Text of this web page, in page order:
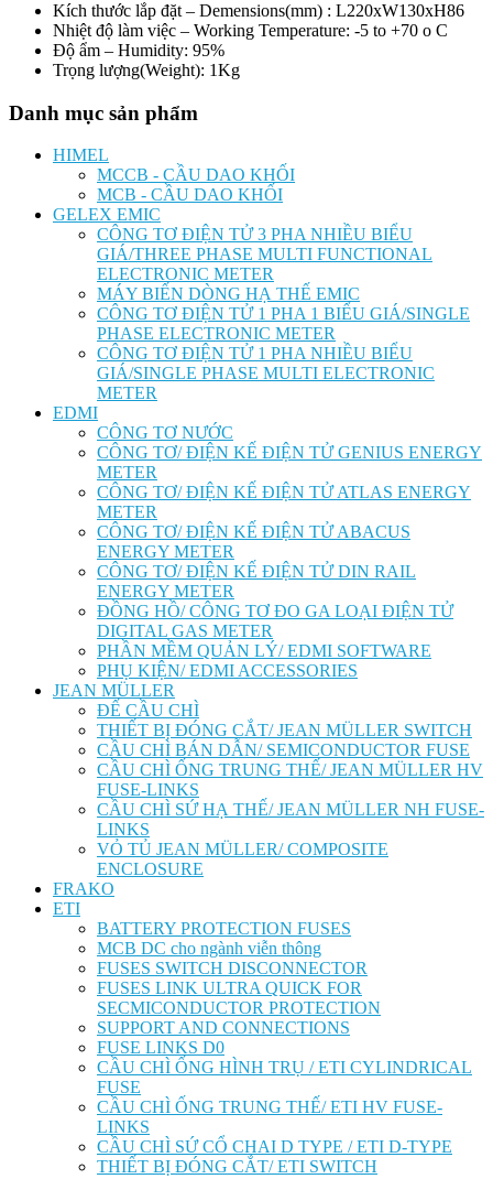
Kích thước lắp đặt – Demensions(mm) : L220xW130xH86
Nhiệt độ làm việc – Working Temperature: -5 to +70 o C
Độ ẩm – Humidity: 95%
Trọng lượng(Weight): 1Kg
Danh mục sản phẩm
HIMEL
MCCB - CẦU DAO KHỐI
MCB - CẦU DAO KHỐI
GELEX EMIC
CÔNG TƠ ĐIỆN TỬ 3 PHA NHIỀU BIỂU
GIÁ/THREE PHASE MULTI FUNCTIONAL
ELECTRONIC METER
MÁY BIẾN DÒNG HẠ THẾ EMIC
CÔNG TƠ ĐIỆN TỬ 1 PHA 1 BIỂU GIÁ/SINGLE
PHASE ELECTRONIC METER
CÔNG TƠ ĐIỆN TỬ 1 PHA NHIỀU BIỂU
GIÁ/SINGLE PHASE MULTI ELECTRONIC
METER
EDMI
CÔNG TƠ NƯỚC
CÔNG TƠ/ ĐIỆN KẾ ĐIỆN TỬ GENIUS ENERGY
METER
CÔNG TƠ/ ĐIỆN KẾ ĐIỆN TỬ ATLAS ENERGY
METER
CÔNG TƠ/ ĐIỆN KẾ ĐIỆN TỬ ABACUS
ENERGY METER
CÔNG TƠ/ ĐIỆN KẾ ĐIỆN TỬ DIN RAIL
ENERGY METER
ĐỒNG HỒ/ CÔNG TƠ ĐO GA LOẠI ĐIỆN TỬ
DIGITAL GAS METER
PHẦN MỀM QUẢN LÝ/ EDMI SOFTWARE
PHỤ KIỆN/ EDMI ACCESSORIES
JEAN MÜLLER
ĐẾ CẦU CHÌ
THIẾT BỊ ĐÓNG CẮT/ JEAN MÜLLER SWITCH
CẦU CHÌ BÁN DẪN/ SEMICONDUCTOR FUSE
CẦU CHÌ ỐNG TRUNG THẾ/ JEAN MÜLLER HV
FUSE-LINKS
CẦU CHÌ SỨ HẠ THẾ/ JEAN MÜLLER NH FUSE-
LINKS
VỎ TỦ JEAN MÜLLER/ COMPOSITE
ENCLOSURE
FRAKO
ETI
BATTERY PROTECTION FUSES
MCB DC cho ngành viễn thông
FUSES SWITCH DISCONNECTOR
FUSES LINK ULTRA QUICK FOR
SECMICONDUCTOR PROTECTION
SUPPORT AND CONNECTIONS
FUSE LINKS D0
CẦU CHÌ ỐNG HÌNH TRỤ / ETI CYLINDRICAL
FUSE
CẦU CHÌ ỐNG TRUNG THẾ/ ETI HV FUSE-
LINKS
CẦU CHÌ SỨ CỔ CHAI D TYPE / ETI D-TYPE
THIẾT BỊ ĐÓNG CẮT/ ETI SWITCH